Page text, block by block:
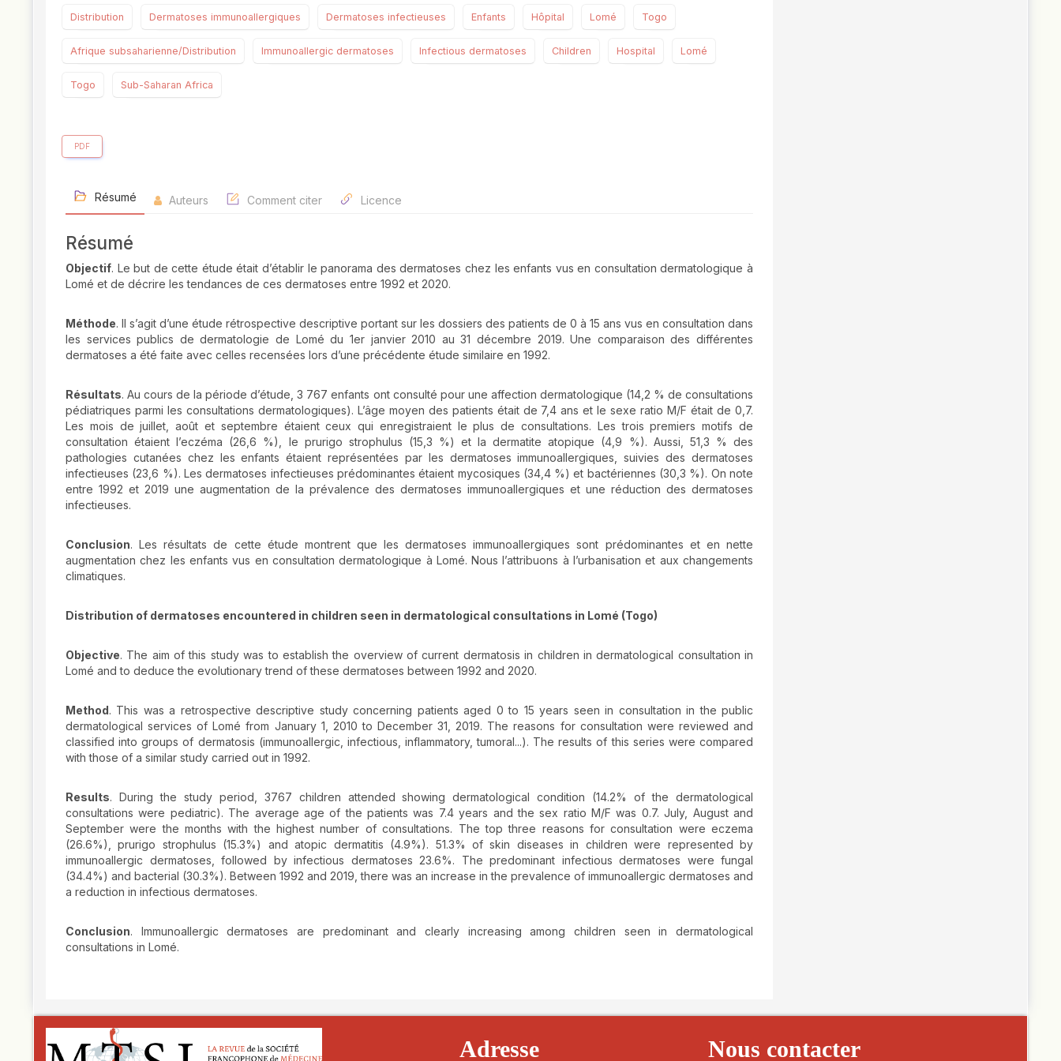
Distribution Dermatoses immunoallergiques Dermatoses infectieuses Enfants Hôpital Lomé Togo
Afrique subsaharienne/Distribution Immunoallergic dermatoses Infectious dermatoses Children Hospital Lomé
Togo Sub-Saharan Africa
PDF
Résumé Auteurs Comment citer Licence
Résumé
Objectif. Le but de cette étude était d’établir le panorama des dermatoses chez les enfants vus en consultation dermatologique à
Lomé et de décrire les tendances de ces dermatoses entre 1992 et 2020.
Méthode. Il s’agit d’une étude rétrospective descriptive portant sur les dossiers des patients de 0 à 15 ans vus en consultation dans
les services publics de dermatologie de Lomé du 1er janvier 2010 au 31 décembre 2019. Une comparaison des différentes
dermatoses a été faite avec celles recensées lors d’une précédente étude similaire en 1992.
Résultats. Au cours de la période d’étude, 3 767 enfants ont consulté pour une affection dermatologique (14,2 % de consultations
pédiatriques parmi les consultations dermatologiques). L’âge moyen des patients était de 7,4 ans et le sexe ratio M/F était de 0,7.
Les mois de juillet, août et septembre étaient ceux qui enregistraient le plus de consultations. Les trois premiers motifs de
consultation étaient l’eczéma (26,6 %), le prurigo strophulus (15,3 %) et la dermatite atopique (4,9 %). Aussi, 51,3 % des
pathologies cutanées chez les enfants étaient représentées par les dermatoses immunoallergiques, suivies des dermatoses
infectieuses (23,6 %). Les dermatoses infectieuses prédominantes étaient mycosiques (34,4 %) et bactériennes (30,3 %). On note
entre 1992 et 2019 une augmentation de la prévalence des dermatoses immunoallergiques et une réduction des dermatoses
infectieuses.
Conclusion. Les résultats de cette étude montrent que les dermatoses immunoallergiques sont prédominantes et en nette
augmentation chez les enfants vus en consultation dermatologique à Lomé. Nous l’attribuons à l’urbanisation et aux changements
climatiques.
Distribution of dermatoses encountered in children seen in dermatological consultations in Lomé (Togo)
Objective. The aim of this study was to establish the overview of current dermatosis in children in dermatological consultation in
Lomé and to deduce the evolutionary trend of these dermatoses between 1992 and 2020.
Method. This was a retrospective descriptive study concerning patients aged 0 to 15 years seen in consultation in the public
dermatological services of Lomé from January 1, 2010 to December 31, 2019. The reasons for consultation were reviewed and
classified into groups of dermatosis (immunoallergic, infectious, inflammatory, tumoral...). The results of this series were compared
with those of a similar study carried out in 1992.
Results. During the study period, 3767 children attended showing dermatological condition (14.2% of the dermatological
consultations were pediatric). The average age of the patients was 7.4 years and the sex ratio M/F was 0.7. July, August and
September were the months with the highest number of consultations. The top three reasons for consultation were eczema
(26.6%), prurigo strophulus (15.3%) and atopic dermatitis (4.9%). 51.3% of skin diseases in children were represented by
immunoallergic dermatoses, followed by infectious dermatoses 23.6%. The predominant infectious dermatoses were fungal
(34.4%) and bacterial (30.3%). Between 1992 and 2019, there was an increase in the prevalence of immunoallergic dermatoses and
a reduction in infectious dermatoses.
Conclusion. Immunoallergic dermatoses are predominant and clearly increasing among children seen in dermatological
consultations in Lomé.
Adresse Nous contacter